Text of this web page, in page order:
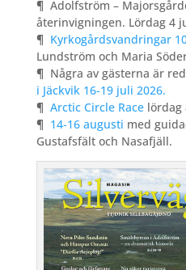
¶ Adolfström –
återinvigningen. Lördag 4
¶ Kyrkogårdsvandringar
Lundström och Maria
¶ Några av gästerna är
i Jäckvik 16-19 juli 2026.
¶ Arctic Circle Racelördag
¶ 14-16 augusti med
Gustafsfält och Nasafjäll.